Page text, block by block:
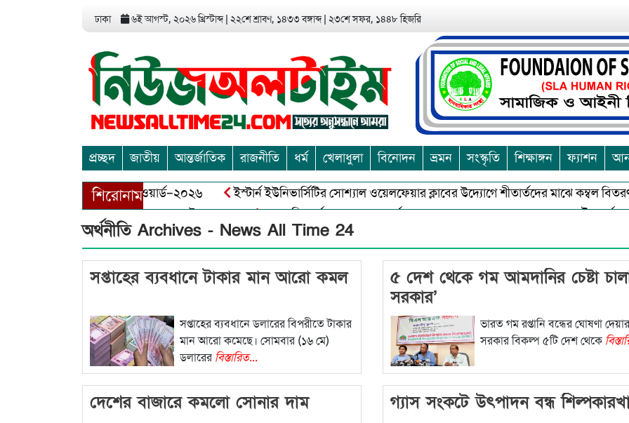
ঢাকা ৬ই আগস্ট, ২০২৬ খ্রিস্টাব্দ ২২শে শ্রাবণ, ১৪৩৩ বঙ্গাব্দ ২৩শে সফর, ১৪৪৮ হিজরি
প্রচ্ছদ জাতীয় আন্তর্জাতিক রাজনীতি ধর্ম খেলাধুলা বিনোদন ভ্রমন সংস্কৃতি শিক্ষাঙ্গন ফ্যাশন
শিরোনাম
এন্ড এন্ট্রাপ্রেনিয়র অ্যাওয়ার্ড–২০২৬ ইস্টার্ন ইউনিভার্সিটির সোশ্যাল ওয়েলফেয়ার ক্লাবের উদ্যোগে শীতার্তদের মাঝে কম্বল বিতরণ
বীর মুক্তিযোদ্ধা আব্দুল খালেক এর ইন্তেকাল
আত্মশুদ্ধি অর্জন ও অশুভকে বর্জন করে সত্য,সুন্দরকে বরনে কলাপাড়ায় বৌদ্ধ
অর্থনীতি Archives - News All Time 24
সপ্তাহের ব্যবধানে টাকার মান আরো কমল
সপ্তাহের ব্যবধানে ডলারের বিপরীতে টাকার
মান আরো কমেছে। সোমবার (১৬ মে)
ডলারের বিস্তারিত...
৫ দেশ থেকে গম আমদানির চেষ্টা
সরকার’
ভারত গম রপ্তানি বন্ধের ঘোষণা
সরকার বিকল্প ৫টি দেশ থেকে
দেশের বাজারে কমলো সোনার দাম গ্যাস সংকটে উৎপাদন বন্ধ